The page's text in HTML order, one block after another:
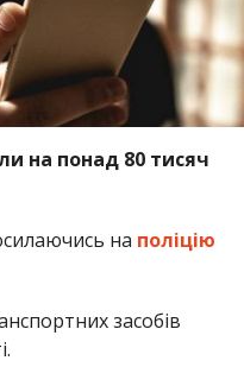
на понад 80 тисяч
на поліцію
засобів